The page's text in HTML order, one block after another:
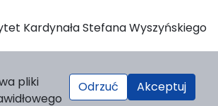
Kardynała Stefana Wyszyńskiego
by OJS/PKP
pliki
Odrzuć Akceptuj